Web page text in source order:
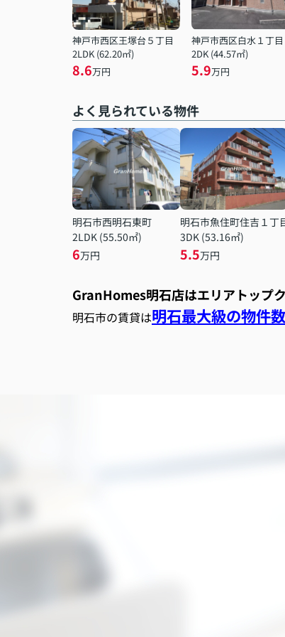
神戸市西区王塚台５丁目
2LDK (62.20㎡)
8.6万円
神戸市西区白水１丁目
2DK (44.57㎡)
5.9万円
よく見られている物件
明石市西明石東町
2LDK (55.50㎡)
6万円
明石市魚住町住吉１丁
3DK (53.16㎡)
5.5万円
GranHomes明石店はエリアトップ
明石市の賃貸は明石最大級の物件